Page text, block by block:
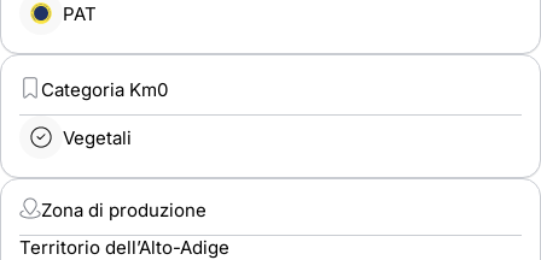
PAT
Categoria Km0
Vegetali
Zona di produzione
Territorio dell’Alto-Adige